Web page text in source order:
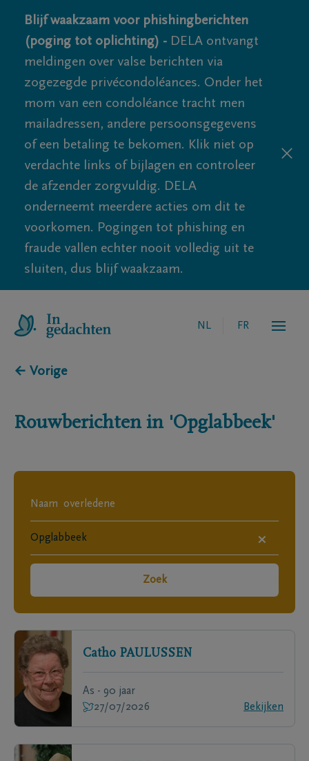
Blijf waakzaam voor phishingberichten
(poging tot oplichting) - DELA ontvangt
meldingen over valse berichten via
zogezegde privécondoléances. Onder het
mom van een condoléance tracht men
mailadressen, andere persoonsgegevens
of een betaling te bekomen. Klik niet op
verdachte links of bijlagen en controleer
de afzender zorgvuldig. DELA
onderneemt meerdere acties om dit te
voorkomen. Pogingen tot phishing en
fraude vallen echter nooit volledig uit te
sluiten, dus blijf waakzaam.
NL FR
← Vorige
Rouwberichten in 'Opglabbeek'
×
Zoek
Catho PAULUSSEN
As - 90 jaar
27/07/2026
Bekijken